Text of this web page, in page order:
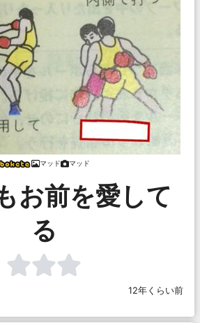
マッド マッド
お前を愛して
る
12年くらい前